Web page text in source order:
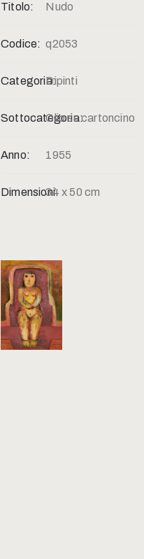
Titolo: Nudo
Codice: q2053
Categoria:Dipinti
Sottocategoria:Olio su cartoncino
Anno: 1955
Dimensioni:34 x 50 cm